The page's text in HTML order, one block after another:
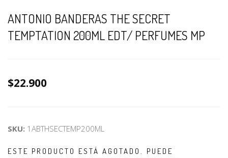
ANTONIO BANDERAS THE SECRET
TEMPTATION 200ML EDT/ PERFUMES MP
$22.900
SKU: 1ABTHSECTEMP200ML
ESTE PRODUCTO ESTÁ AGOTADO. PUEDE